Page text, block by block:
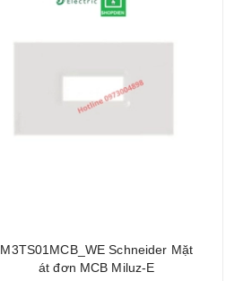
M3TS01MCB_WE Schneider Mặt
át đơn MCB Miluz-E